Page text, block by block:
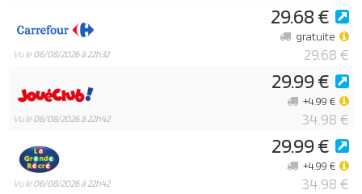
Vu le06/08/2026 à 22h32
29.68 €
29.68 €
gratuite
Vu le06/08/2026 à 22h42
29.99 €
34.98 €
+4.99 €
Vu le06/08/2026 à 22h42
29.99 €
34.98 €
+4.99 €